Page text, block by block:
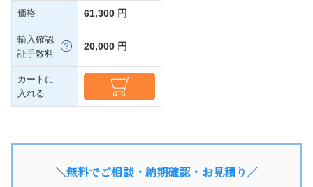
価格 61,300 円
輸入確認
証手数料
20,000 円
カートに
入れる
＼無料でご相談・納期確認・お見積り／